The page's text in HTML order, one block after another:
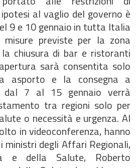
al vaglio del governo è
9 e 10 gennaio in tutta Italia
previste per la zona
chiusura di bar e ristoranti
sarà consentita solo
asporto e la consegna a
dal 7 al 15 gennaio verrà
tra regioni solo per
o necessità e urgenza. Al
in videoconferenza, hanno
ministri degli Affari Regionali,
e della Salute, Roberto